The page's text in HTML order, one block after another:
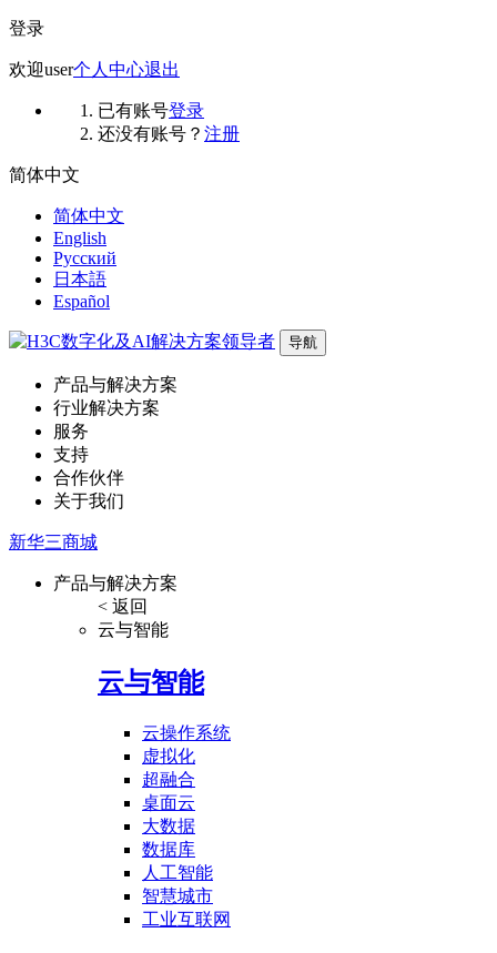
登录
欢迎user个人中心退出
已有账号登录
还没有账号？ 注册
简体中文
简体中文
English
Русский
日本語
Español
导航
产品与解决方案
行业解决方案
服务
支持
合作伙伴
关于我们
新华三商城
产品与解决方案
< 返回
云与智能
云与智能
云操作系统
虚拟化
超融合
桌面云
大数据
数据库
人工智能
智慧城市
工业互联网